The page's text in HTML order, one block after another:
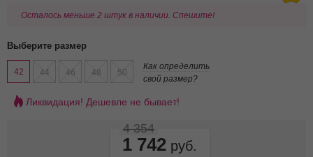
Осталось меньше 2 штук в наличии. Спешите!
Выберите размер
42 44 46 48 50
Как определить
свой размер?
Ликвидация! Дешевле не бывает!
1 742
4 354